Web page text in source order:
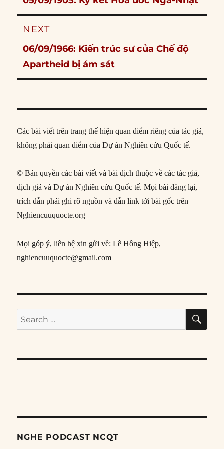
post:
NEXT
Next
post:
06/09/1966: Kiến trúc sư của Chế độ
Apartheid bị ám sát
Các bài viết trên trang thể hiện quan điểm riêng của tác giả,
không phải quan điểm của Dự án Nghiên cứu Quốc tế.
© Bản quyền các bài viết và bài dịch thuộc về các tác giả,
dịch giả và Dự án Nghiên cứu Quốc tế. Mọi bài đăng lại,
trích dẫn phải ghi rõ nguồn và dẫn link tới bài gốc trên
Nghiencuuquocte.org
Mọi góp ý, liên hệ xin gửi về: Lê Hồng Hiệp,
nghiencuuquocte@gmail.com
Search
for:
NGHE PODCAST NCQT